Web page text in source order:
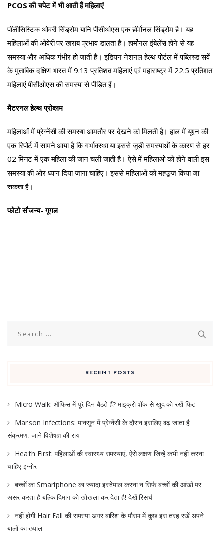
PCOS की चपेट में भी आती हैं महिलाएं
पॉलीसिस्टिक ओवरी सिंड्रोम यानि पीसीओएस एक हॉर्मोनल सिंड्रोम है। यह
महिलाओं की ओवेरी पर खराब प्रभाव डालता है। हार्मोनल इंबेलेंस होने से यह
समस्या और अधिक गंभीर हो जाती है। इंडियन नेशनल हेल्थ पोर्टल में पब्लिस्ड सर्वे
के मुताबिक दक्षिण भारत में 9.13 प्रतिशत महिलाएं एवं महाराष्ट्र में 22.5 प्रतिशत
महिलाएं पीसीओएस की समस्या से पीड़ित हैं।
मैटरनल हेल्थ प्रोब्लम
महिलाओं में प्रेग्नेंसी की समस्या आमतौर पर देखने को मिलती है। हाल में यूएन की
एक रिपोर्ट में सामने आया है कि गर्भावस्था या इससे जुड़ी समस्याओं के कारण से हर
02 मिनट में एक महिला की जान चली जाती है। ऐसे में महिलाओं को होने वाली इस
समस्या की ओर ध्यान दिया जाना चाहिए। इससे महिलाओं को महफूज किया जा
सकता है।
फोटो सौजन्य- गूगल
RECENT POSTS
Micro Walk: ऑफिस में पूरे दिन बैठते हैं? माइक्रो वॉक से खुद को रखें फिट
Manson Infections: मानसून में प्रेग्नेंसी के दौरान इसलिए बढ़ जाता है
संक्रमण, जाने विशेषज्ञ की राय
Health First: महिलाओं की स्वास्थ्य समस्याएं, ऐसे लक्षण जिन्हें कभी नहीं करना
चाहिए इग्नोर
बच्चों का Smartphone का ज्यादा इस्तेमाल करना न सिर्फ बच्चों की आंखों पर
असर करता है बल्कि दिमाग को खोखला कर देता है! देखें रिसर्च
नहीं होगी Hair Fall की समस्या अगर बारिश के मौसम में कुछ इस तरह रखें अपने
बालों का ख्याल